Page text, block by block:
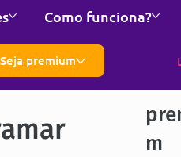
Como funciona?
Seja premium
m